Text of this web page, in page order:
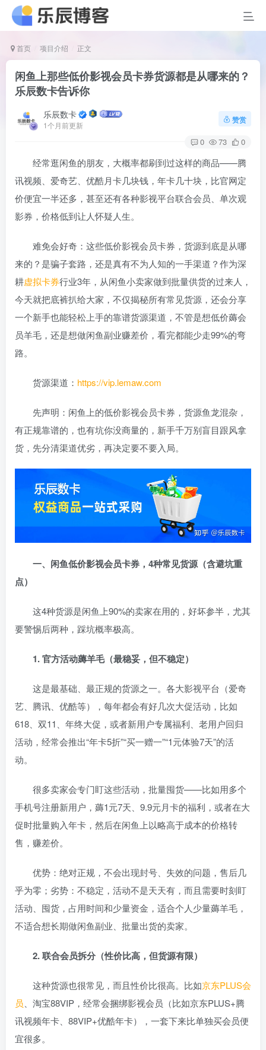
首页 项目介绍 正文
闲鱼上那些低价影视会员卡券货源都是从哪来的？
乐辰数卡告诉你
乐辰数卡
1个月前更新
赞赏
0 73 0
经常逛闲鱼的朋友，大概率都刷到过这样的商品——腾
讯视频、爱奇艺、优酷月卡几块钱，年卡几十块，比官网定
价便宜一半还多，甚至还有各种影视平台联合会员、单次观
影券，价格低到让人怀疑人生。
难免会好奇：这些低价影视会员卡券，货源到底是从哪
来的？是骗子套路，还是真有不为人知的一手渠道？作为深
耕虚拟卡券行业3年，从闲鱼小卖家做到批量供货的过来人，
今天就把底裤扒给大家，不仅揭秘所有常见货源，还会分享
一个新手也能轻松上手的靠谱货源渠道，不管是想低价薅会
员羊毛，还是想做闲鱼副业赚差价，看完都能少走99%的弯
路。
货源渠道： https://vip.lemaw.com
先声明：闲鱼上的低价影视会员卡券，货源鱼龙混杂，
有正规靠谱的，也有坑你没商量的，新手千万别盲目跟风拿
货，先分清渠道优劣，再决定要不要入局。
一、闲鱼低价影视会员卡券，4种常见货源（含避坑重
点）
这4种货源是闲鱼上90%的卖家在用的，好坏参半，尤其
要警惕后两种，踩坑概率极高。
1. 官方活动薅羊毛（最稳妥，但不稳定）
这是最基础、最正规的货源之一。各大影视平台（爱奇
艺、腾讯、优酷等），每年都会有好几次大促活动，比如
618、双11、年终大促，或者新用户专属福利、老用户回归
活动，经常会推出“年卡5折”“买一赠一”“1元体验7天”的活
动。
很多卖家会专门盯这些活动，批量囤货——比如用多个
手机号注册新用户，薅1元7天、9.9元月卡的福利，或者在大
促时批量购入年卡，然后在闲鱼上以略高于成本的价格转
售，赚差价。
优势：绝对正规，不会出现封号、失效的问题，售后几
乎为零；劣势：不稳定，活动不是天天有，而且需要时刻盯
活动、囤货，占用时间和少量资金，适合个人少量薅羊毛，
不适合想长期做闲鱼副业、批量出货的卖家。
2. 联合会员拆分（性价比高，但货源有限）
这种货源也很常见，而且性价比很高。比如京东PLUS会
员 、淘宝88VIP，经常会捆绑影视会员（比如京东PLUS+腾
讯视频年卡、88VIP+优酷年卡），一套下来比单独买会员便
宜很多。